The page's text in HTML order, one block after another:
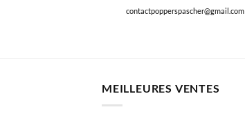
contactpopperspascher@gmail.com
MEILLEURES VENTES